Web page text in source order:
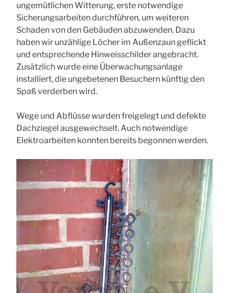
ungemütlichen Witterung, erste notwendige
Sicherungsarbeiten durchführen, um weiteren
Schaden von den Gebäuden abzuwenden. Dazu
haben wir unzählige Löcher im Außenzaun geflickt
und entsprechende Hinweisschilder angebracht.
Zusätzlich wurde eine Überwachungsanlage
installiert, die ungebetenen Besuchern künftig den
Spaß verderben wird.
Wege und Abflüsse wurden freigelegt und defekte
Dachziegel ausgewechselt. Auch notwendige
Elektroarbeiten konnten bereits begonnen werden.